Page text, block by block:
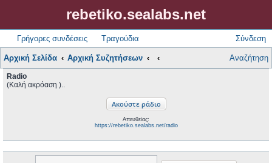
rebetiko.sealabs.net
Γρήγορες συνδέσεις Τραγούδια Σύνδεση
Αρχική Σελίδα Αρχική Συζητήσεων Αναζήτηση
Radio
(Καλή ακρόαση )..
Απευθείας:
https://rebetiko.sealabs.net/radio